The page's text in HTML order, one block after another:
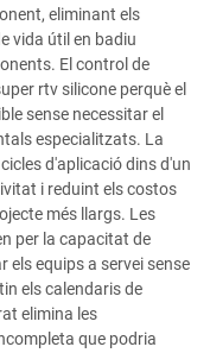
eliminant els
vida útil en badiu
El control de
rtv silicone perquè el
sense necessitar el
especialitzats. La
d'aplicació dins d'un
i reduint els costos
més llargs. Les
per la capacitat de
equips a servei sense
els calendaris de
elimina les
que podria